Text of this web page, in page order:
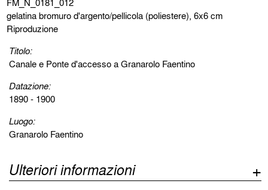
gelatina bromuro d'argento/pellicola (poliestere), 6x6 cm
Riproduzione
Titolo:
Canale e Ponte d'accesso a Granarolo Faentino
Datazione:
1890 - 1900
Luogo:
Granarolo Faentino
Ulteriori informazioni